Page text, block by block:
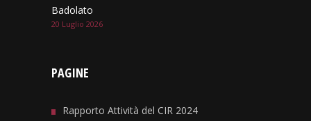
Badolato
20 Luglio 2026
PAGINE
Rapporto Attività del CIR 2024